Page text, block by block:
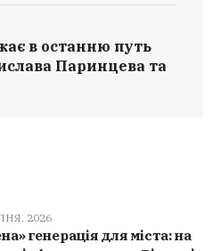
в останню путь
Паринцева та
2026
генерація для міста: на